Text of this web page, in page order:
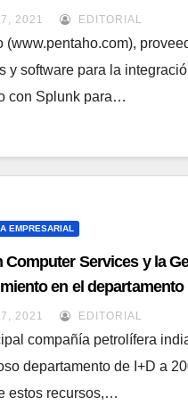
2021 EDITORIAL
(www.pentaho.com),
y software para la
con Splunk para…
EMPRESARIAL
Computer Services y la
en el departamento
petrolífera
2021 EDITORIAL
compañía petrolífera
departamento de I+D a
estos recursos,…